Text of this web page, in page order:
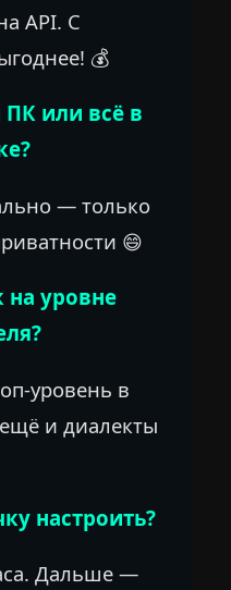
API. С
💰
или всё в
— только
😄
на уровне
уровень в
и диалекты
настроить?
Дальше —